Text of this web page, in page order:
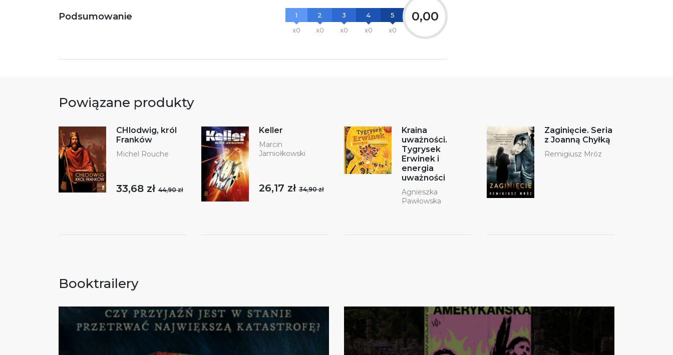
Podsumowanie
1
x0
2
x0
3
x0
4
x0
5
x0
0,00
Powiązane produkty
CHlodwig, król
Franków
Michel Rouche
33,68 zł44,90 zł
Keller
Marcin
Jamiołkowski
26,17 zł34,90 zł
Kraina
uważności.
Tygrysek
Erwinek i
energia
uważności
Agnieszka
Pawłowska
Zaginięcie. Seria
z Joanną Chyłką
Remigiusz Mróz
Booktrailery